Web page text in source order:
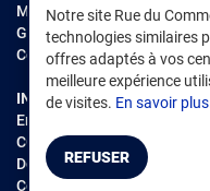
Modes de règlements
Garantie et retours
Contacter Rue du
INFORMATIONS LÉGALES
Environnement
CGV /CGU Marketplace
Données personnelles
Cookies
Notre site Rue du
technologies similaires
offres adaptés à vos
meilleure expérience
de visites. En savoir
REFUSER